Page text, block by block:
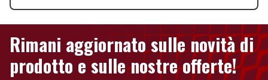
Rimani aggiornato sulle novità di
prodotto e sulle nostre offerte!